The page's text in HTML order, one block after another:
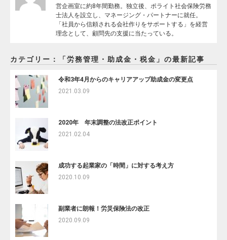
営企画室に約8年間勤務。独立後、ポライト社会保険労務
士法人を設立し、マネージング・パートナーに就任。
「社員から信頼される会社作りをサポートする」を経営
理念として、顧問先の支援に当たっている。
カテゴリー：「労務管理・助成金・税金」の最新記事
令和3年4月からのキャリアアップ助成金の変更点
2021.03.09
2020年 年末調整の法改正ポイント
2021.02.04
成功する起業家の「時間」に対する考え方
2020.10.09
副業者に朗報！労災保険法の改正
2020.09.09